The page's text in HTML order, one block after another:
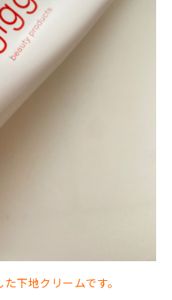
下地クリームです。